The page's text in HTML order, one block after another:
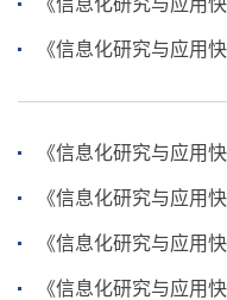
《信息化研究与应用
《信息化研究与应用
《信息化研究与应用
《信息化研究与应用
《信息化研究与应用